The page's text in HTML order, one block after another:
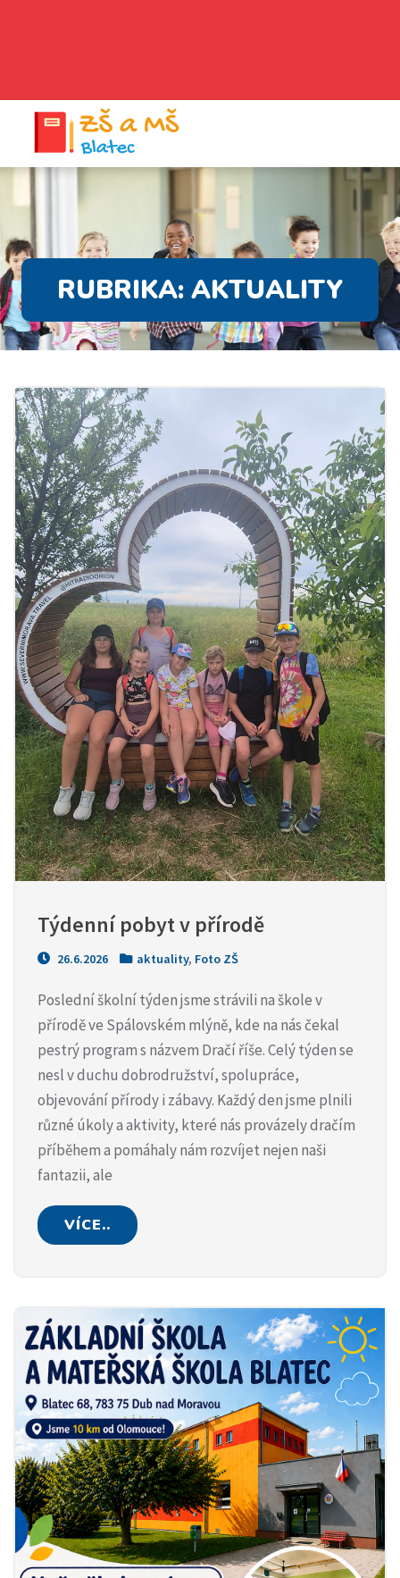
RUBRIKA: AKTUALITY
Týdenní pobyt v přírodě
26.6.2026 aktuality, Foto ZŠ
Poslední školní týden jsme strávili na škole v
přírodě ve Spálovském mlýně, kde na nás čekal
pestrý program s názvem Dračí říše. Celý týden se
nesl v duchu dobrodružství, spolupráce,
objevování přírody i zábavy. Každý den jsme plnili
různé úkoly a aktivity, které nás provázely dračím
příběhem a pomáhaly nám rozvíjet nejen naši
fantazii, ale
VÍCE..